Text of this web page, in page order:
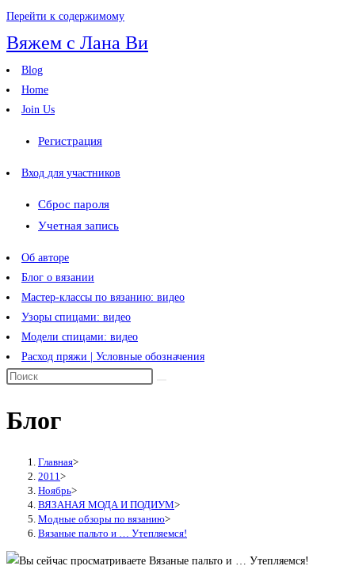
Перейти к содержимому
Вяжем с Лана Ви
Blog
Home
Join Us
Регистрация
Вход для участников
Сброс пароля
Учетная запись
Об авторе
Блог о вязании
Мастер-классы по вязанию: видео
Узоры спицами: видео
Модели спицами: видео
Расход пряжи | Условные обозначения
Блог
Главная>
2011 >
Ноябрь>
ВЯЗАНАЯ МОДА И ПОДИУМ>
Модные обзоры по вязанию>
Вязаные пальто и … Утепляемся!